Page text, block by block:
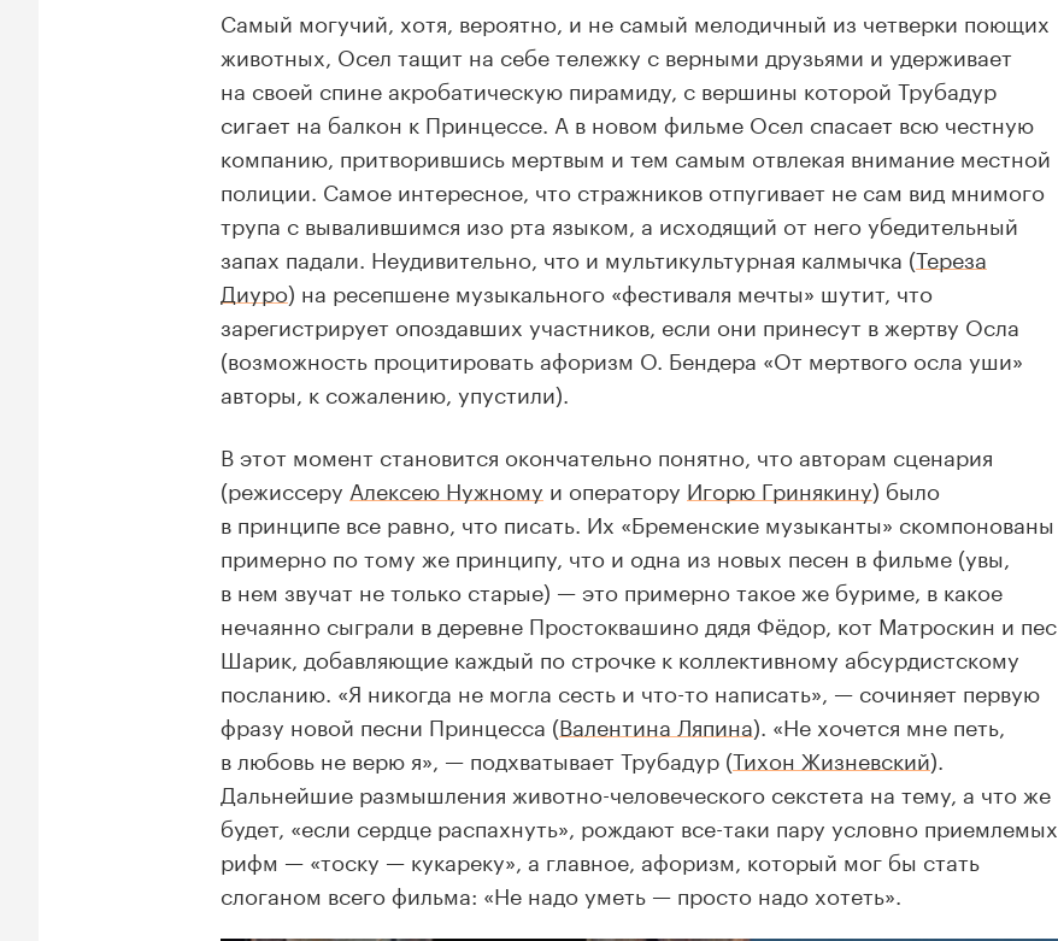
Самый могучий, хотя, вероятно, и не самый мелодичный из четверки поющих
животных, Осел тащит на себе тележку с верными друзьями и удерживает
на своей спине акробатическую пирамиду, с вершины которой Трубадур
сигает на балкон к Принцессе. А в новом фильме Осел спасает всю честную
компанию, притворившись мертвым и тем самым отвлекая внимание местной
полиции. Самое интересное, что стражников отпугивает не сам вид мнимого
трупа с вывалившимся изо рта языком, а исходящий от него убедительный
запах падали. Неудивительно, что и мультикультурная калмычка (Тереза
Диуро) на ресепшене музыкального «фестиваля мечты» шутит, что
зарегистрирует опоздавших участников, если они принесут в жертву Осла
(возможность процитировать афоризм О. Бендера «От мертвого осла уши»
авторы, к сожалению, упустили).
В этот момент становится окончательно понятно, что авторам сценария
(режиссеру Алексею Нужному и оператору Игорю Гринякину) было
в принципе все равно, что писать. Их «Бременские музыканты» скомпонованы
примерно по тому же принципу, что и одна из новых песен в фильме (увы,
в нем звучат не только старые) — это примерно такое же буриме, в какое
нечаянно сыграли в деревне Простоквашино дядя Фёдор, кот Матроскин и пес
Шарик, добавляющие каждый по строчке к коллективному абсурдистскому
посланию. «Я никогда не могла сесть и что-то написать», — сочиняет первую
фразу новой песни Принцесса (Валентина Ляпина). «Не хочется мне петь,
в любовь не верю я», — подхватывает Трубадур (Тихон Жизневский).
Дальнейшие размышления животно-человеческого секстета на тему, а что же
будет, «если сердце распахнуть», рождают все-таки пару условно приемлемых
рифм — «тоску — кукареку», а главное, афоризм, который мог бы стать
слоганом всего фильма: «Не надо уметь — просто надо хотеть».